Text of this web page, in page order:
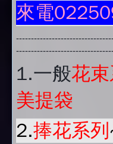
來電
1.一般花
美提袋
2.捧花系列